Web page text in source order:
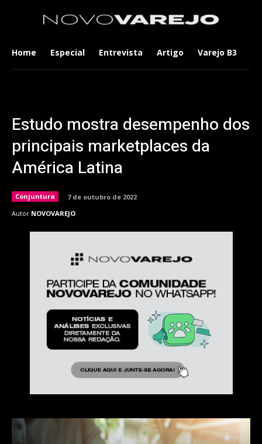
Home Especial Entrevista Artigo Varejo B3
Estudo mostra desempenho dos
principais marketplaces da
América Latina
Conjuntura
7 de outubro de 2022
Autor NOVOVAREJO